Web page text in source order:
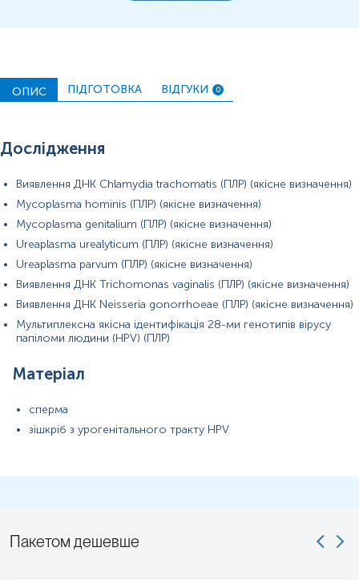
Примітка!
ОПИС ПІДГОТОВКА ВІДГУКИ 0
Дослідження
Виявлення ДНК Chlamydia trachomatis (ПЛР) (якісне визначення)
Mycoplasma hominis (ПЛР) (якісне визначення)
Mycoplasma genitalium (ПЛР) (якісне визначення)
Ureaplasma urealyticum (ПЛР) (якісне визначення)
Ureaplasma parvum (ПЛР) (якісне визначення)
Виявлення ДНК Trichomonas vaginalis (ПЛР) (якісне визначення)
Виявлення ДНК Neisseria gonorrhoeae (ПЛР) (якісне визначення)
Мультиплексна якісна ідентифікація 28-ми генотипів вірусу
папіломи людини (HPV) (ПЛР)
Матеріал
сперма
зішкріб з урогенітального тракту HPV
Пакетом дешевше